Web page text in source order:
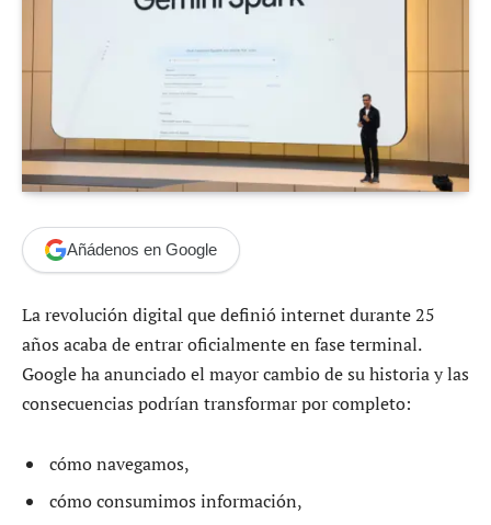
Añádenos en Google
La revolución digital que definió internet durante 25
años acaba de entrar oficialmente en fase terminal.
Google ha anunciado el mayor cambio de su historia y las
consecuencias podrían transformar por completo:
cómo navegamos,
cómo consumimos información,